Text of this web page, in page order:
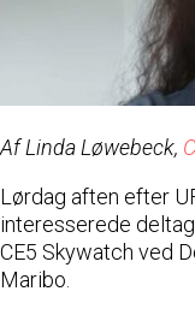
Af Linda Løwebeck,
Lørdag aften efter
interesserede
CE5 Skywatch ved
Maribo.